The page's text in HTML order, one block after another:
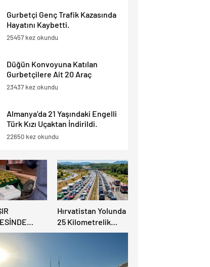
Gurbetçi Genç Trafik Kazasında
Hayatını Kaybetti.
25457 kez okundu
Düğün Konvoyuna Katılan
Gurbetçilere Ait 20 Araç
Trafikten Men Edildi.
23437 kez okundu
Almanya’da 21 Yaşındaki Engelli
Türk Kızı Uçaktan İndirildi.
Detaylar Haberde.
22650 kez okundu
BEBEK
ŞOK ETTİ
Hırvatistan Yolunda
25 Kilometrelik
Trafik Kuyruğu